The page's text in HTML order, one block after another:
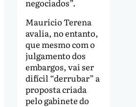
negociados”.
Maurício Terena
avalia, no entanto,
que mesmo com o
julgamento dos
embargos, vai ser
difícil “derrubar” a
proposta criada
pelo gabinete do